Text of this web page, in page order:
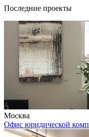
Последние проекты
Москва
Офис юридической